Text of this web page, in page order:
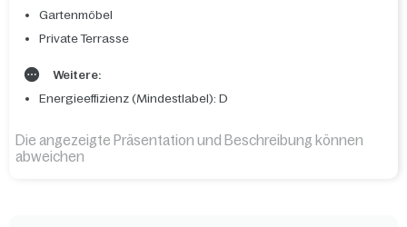
Gartenmöbel
Private Terrasse
Weitere:
Energieeffizienz (Mindestlabel): D
Die angezeigte Präsentation und Beschreibung können
abweichen